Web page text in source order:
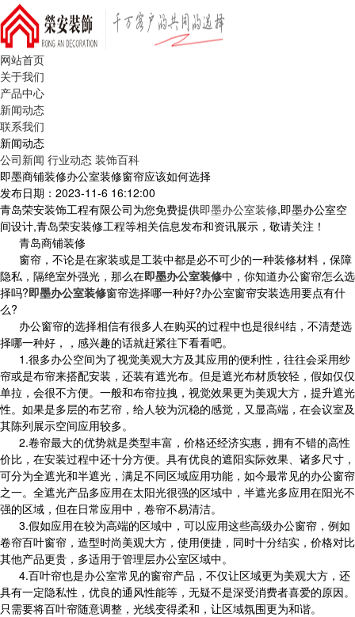
网站首页
关于我们
产品中心
新闻动态
联系我们
新闻动态
公司新闻 行业动态 装饰百科
即墨商铺装修办公室装修窗帘应该如何选择
发布日期：2023-11-6 16:12:00
青岛荣安装饰工程有限公司为您免费提供即墨办公室装修,即墨办公室空
间设计,青岛荣安装修工程等相关信息发布和资讯展示，敬请关注！
青岛商铺装修
窗帘，不论是在家装或是工装中都是必不可少的一种装修材料，保障
隐私，隔绝室外强光，那么在即墨办公室装修中，你知道办公窗帘怎么选
择吗?即墨办公室装修窗帘选择哪一种好?办公室窗帘安装选用要点有什
么?
办公窗帘的选择相信有很多人在购买的过程中也是很纠结，不清楚选
择哪一种好，，感兴趣的话就赶紧往下看看吧。
1.很多办公空间为了视觉美观大方及其应用的便利性，往往会采用纱
帘或是布帘来搭配安装，还装有遮光布。但是遮光布材质较轻，假如仅仅
单拉，会很不方便。一般和布帘拉拽，视觉效果更为美观大方，提升遮光
性。如果是多层的布艺帘，给人较为沉稳的感觉，又显高端，在会议室及
其陈列展示空间应用较多。
2.卷帘最大的优势就是类型丰富，价格还经济实惠，拥有不错的高性
价比，在安装过程中还十分方便。具有优良的遮阳实际效果、诸多尺寸，
可分为全遮光和半遮光，满足不同区域应用功能，如今最常见的办公窗帘
之一。全遮光产品多应用在太阳光很强的区域中，半遮光多应用在阳光不
强的区域，但在日常应用中，卷帘不易清洁。
3.假如应用在较为高端的区域中，可以应用这些高级办公窗帘，例如
卷帘百叶窗帘，造型时尚美观大方，使用便捷，同时十分结实，价格对比
其他产品更贵，多适用于管理层办公室区域中。
4.百叶帘也是办公室常见的窗帘产品，不仅让区域更为美观大方，还
具有一定隐私性，优良的通风性能等，无疑不是深受消费者喜爱的原因。
只需要将百叶帘随意调整，光线变得柔和，让区域氛围更为和谐。